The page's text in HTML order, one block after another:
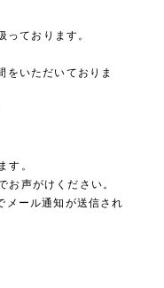
ております。
いただいておりま
す。
お声がけください。
メール通知が送信され